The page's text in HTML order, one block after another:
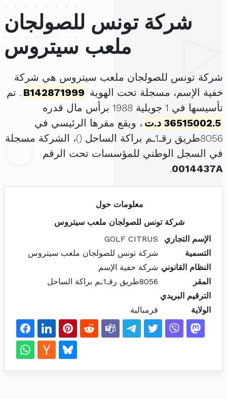
شركة تونس للصولجان
ملعب سيتروس
شركة تونس للصولجان ملعب سيتروس هي شركة
خفية الإسم، مسجلة تحت الهوية B142871999 . تم
تأسيسها في 1 جويلية 1988 برأس مال قدره
36515002.5 د.ت
، ويقع مقرها الرئيسي في
8056طريق رقـ1ـم براكة الساحل (
)، الشركة مسجلة
في السجل الوطني للمؤسسات تحت الرقم
0014437A
.
معلومات حول
شركة تونس للصولجان ملعب سيتروس
الإسم التجاري
GOLF CITRUS
التسمية
شركة تونس للصولجان ملعب سيتروس
النظام القانوني شركة خفية الإسم
المقر
8056طريق رقـ1ـم براكة الساحل
الترقيم البريدي
الولاية
قرمبالية